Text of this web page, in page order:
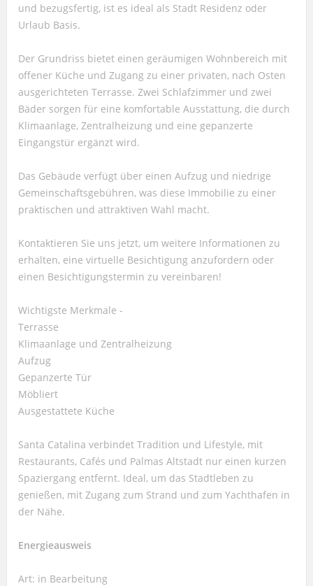
und bezugsfertig, ist es ideal als Stadt Residenz oder
Urlaub Basis.
Der Grundriss bietet einen geräumigen Wohnbereich mit
offener Küche und Zugang zu einer privaten, nach Osten
ausgerichteten Terrasse. Zwei Schlafzimmer und zwei
Bäder sorgen für eine komfortable Ausstattung, die durch
Klimaanlage, Zentralheizung und eine gepanzerte
Eingangstür ergänzt wird.
Das Gebäude verfügt über einen Aufzug und niedrige
Gemeinschaftsgebühren, was diese Immobilie zu einer
praktischen und attraktiven Wahl macht.
Kontaktieren Sie uns jetzt, um weitere Informationen zu
erhalten, eine virtuelle Besichtigung anzufordern oder
einen Besichtigungstermin zu vereinbaren!
Wichtigste Merkmale -
Terrasse
Klimaanlage und Zentralheizung
Aufzug
Gepanzerte Tür
Möbliert
Ausgestattete Küche
Santa Catalina verbindet Tradition und Lifestyle, mit
Restaurants, Cafés und Palmas Altstadt nur einen kurzen
Spaziergang entfernt. Ideal, um das Stadtleben zu
genießen, mit Zugang zum Strand und zum Yachthafen in
der Nähe.
Energieausweis
Art: in Bearbeitung